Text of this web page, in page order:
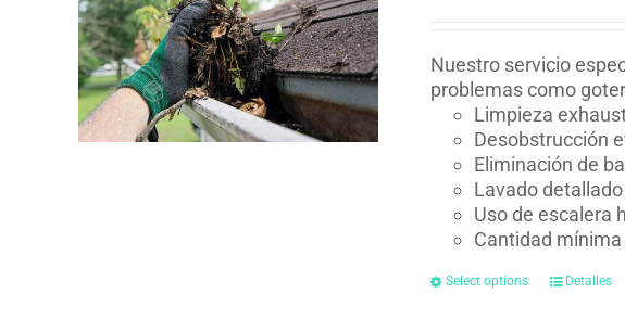
Nuestro servicio
problemas como
Limpieza
Desobstrucción
Eliminación de
Lavado
Uso de escalera
Cantidad
Select options Detalles